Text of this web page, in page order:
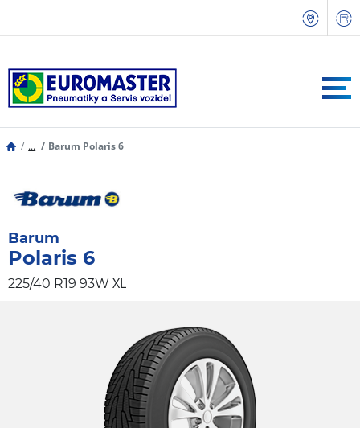
... Barum Polaris 6
Barum
Polaris 6
225/40 R19 93W XL